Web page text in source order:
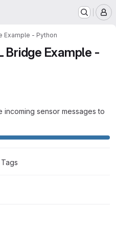
Example - Python
Bridge Example -
incoming sensor messages to
Tags